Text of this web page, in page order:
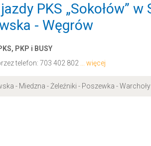
PKS „Sokołów”
- Węgrów
PKP i BUSY
telefon: 703 402 802 ... więcej
- Miedzna - Żeleźniki - Poszewka -